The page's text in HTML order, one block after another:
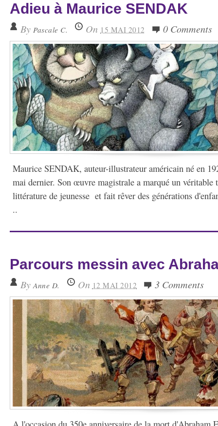
Adieu à Maurice SENDAK
By Pascale C. On 15 MAI 2012 0 Comments
Maurice SENDAK, auteur-illustrateur américain né en
mai dernier. Son œuvre magistrale a marqué un
littérature de jeunesse et fait rêver des générations
..
Parcours messin avec
By Anne D. On 12 MAI 2012 3 Comments